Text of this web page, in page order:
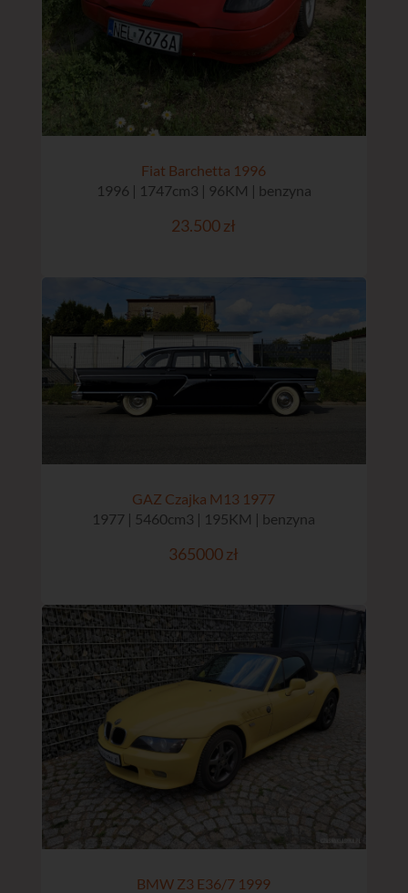
Fiat Barchetta 1996
1996 | 1747cm3 | 96KM | benzyna
23.500 zł
GAZ Czajka M13 1977
1977 | 5460cm3 | 195KM | benzyna
365000 zł
BMW Z3 E36/7 1999